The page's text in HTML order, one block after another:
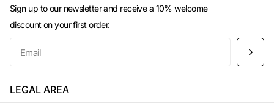
Sign up to our newsletter and receive a 10% welcome
discount on your first order.
LEGAL AREA